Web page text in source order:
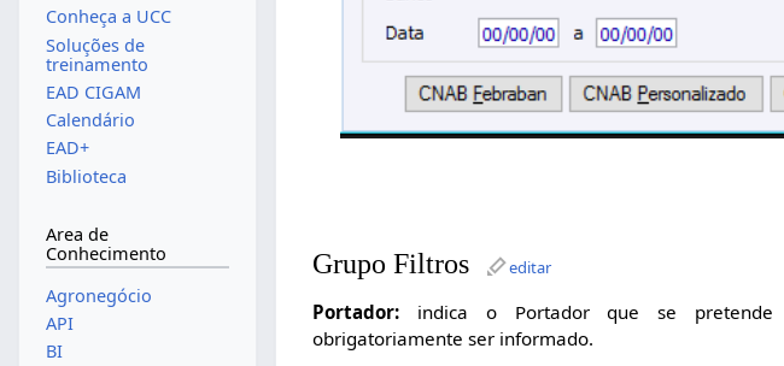
Grupo Filtros editar
Portador: indica o Portador que se pretende
obrigatoriamente ser informado.
Conheça a UCC
Soluções de
treinamento
EAD CIGAM
Calendário
EAD+
Biblioteca
Area de
Conhecimento
Agronegócio
API
BI